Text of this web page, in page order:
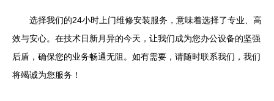
选择我们的24小时上门维修安装服务，意味着选择了专业、高
效与安心。在技术日新月异的今天，让我们成为您办公设备的坚强
后盾，确保您的业务畅通无阻。如有需要，请随时联系我们，我们
将竭诚为您服务！